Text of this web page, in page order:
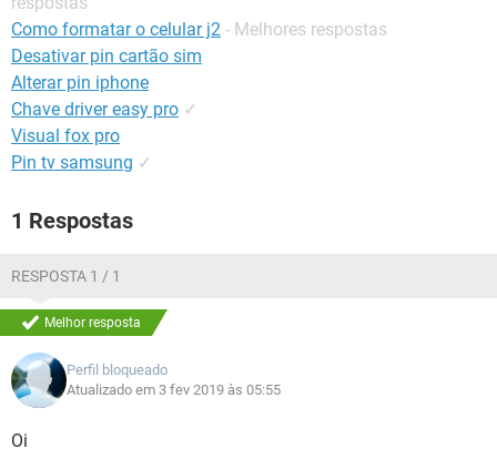
Como formatar o celular j2 - Melhores respostas
Desativar pin cartão sim
Alterar pin iphone
Chave driver easy pro ✓
Visual fox pro
Pin tv samsung ✓
1 Respostas
RESPOSTA 1 / 1
Melhor resposta
Perfil bloqueado
Atualizado em 3 fev 2019 às 05:55
Oi